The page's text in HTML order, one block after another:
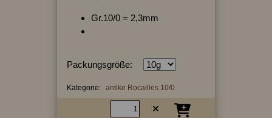
Gr.10/0 = 2,3mm
Packungsgröße:
Kategorie: antike Rocailles 10/0